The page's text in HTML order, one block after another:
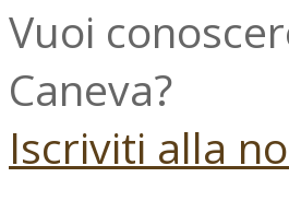
Vuoi
Caneva?
Iscriviti alla